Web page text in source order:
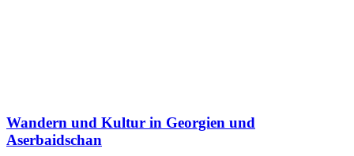
Wandern und Kultur in Georgien und
Aserbaidschan